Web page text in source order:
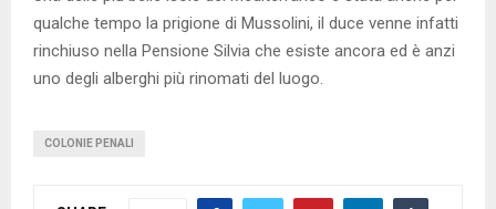
qualche tempo la prigione di Mussolini, il duce venne infatti
rinchiuso nella Pensione Silvia che esiste ancora ed è anzi
uno degli alberghi più rinomati del luogo.
COLONIE PENALI